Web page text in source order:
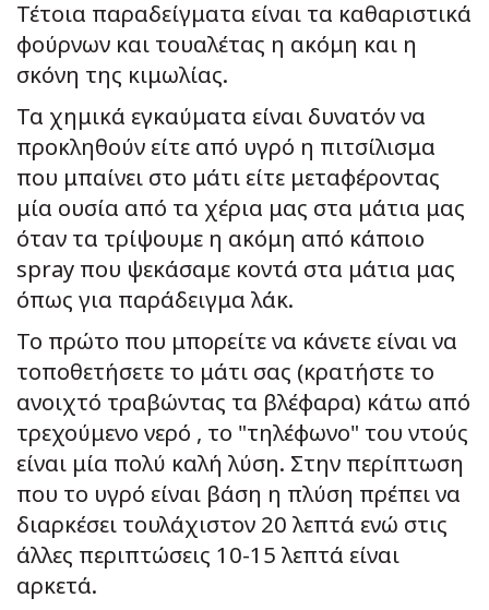
Τέτοια παραδείγματα είναι τα καθαριστικά
φούρνων και τουαλέτας η ακόμη και η
σκόνη της κιμωλίας.
Τα χημικά εγκαύματα είναι δυνατόν να
προκληθούν είτε από υγρό η πιτσίλισμα
που μπαίνει στο μάτι είτε μεταφέροντας
μία ουσία από τα χέρια μας στα μάτια μας
όταν τα τρίψουμε η ακόμη από κάποιο
spray που ψεκάσαμε κοντά στα μάτια μας
όπως για παράδειγμα λάκ.
Το πρώτο που μπορείτε να κάνετε είναι να
τοποθετήσετε το μάτι σας (κρατήστε το
ανοιχτό τραβώντας τα βλέφαρα) κάτω από
τρεχούμενο νερό , το "τηλέφωνο" του ντούς
είναι μία πολύ καλή λύση. Στην περίπτωση
που το υγρό είναι βάση η πλύση πρέπει να
διαρκέσει τουλάχιστον 20 λεπτά ενώ στις
άλλες περιπτώσεις 10-15 λεπτά είναι
αρκετά.